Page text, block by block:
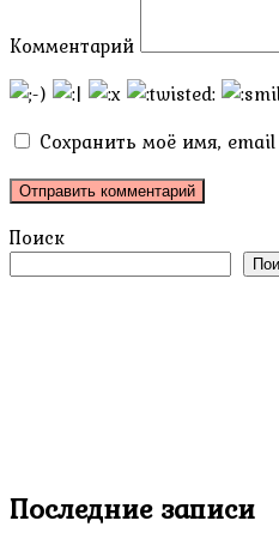
Комментарий
Сохранить моё имя,
Поиск
Последние записи